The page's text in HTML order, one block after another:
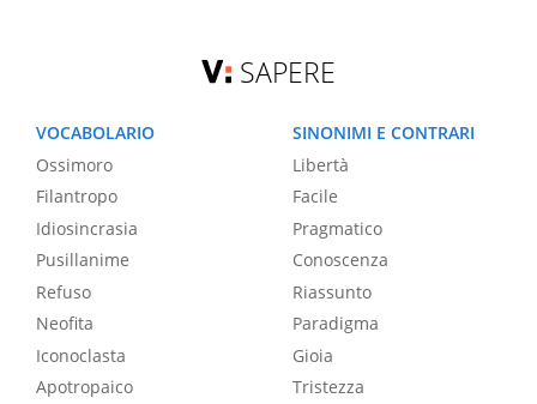
SAPERE
VOCABOLARIO
Ossimoro
Filantropo
Idiosincrasia
Pusillanime
Refuso
Neofita
Iconoclasta
Apotropaico
SINONIMI E CONTRARI
Libertà
Facile
Pragmatico
Conoscenza
Riassunto
Paradigma
Gioia
Tristezza